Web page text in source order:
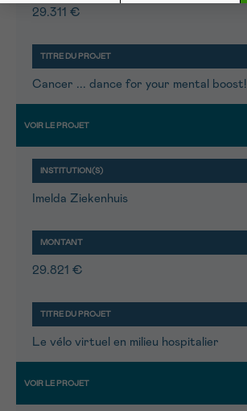
29.311 €
Cancer ... dance for your mental boost!
Imelda Ziekenhuis
29.821 €
Le vélo virtuel en milieu hospitalier